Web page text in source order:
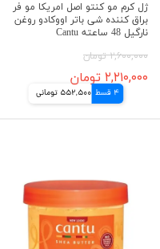
ژل کرم مو کنتو اصل امریکا مو فر
براق کننده شی باتر اووکادو روغن
نارگیل 48 ساعته Cantu
۲,۶۰۰,۰۰۰ تومان
۲,۲۱۰,۰۰۰ تومان
4 قسط 552,500 تومانی